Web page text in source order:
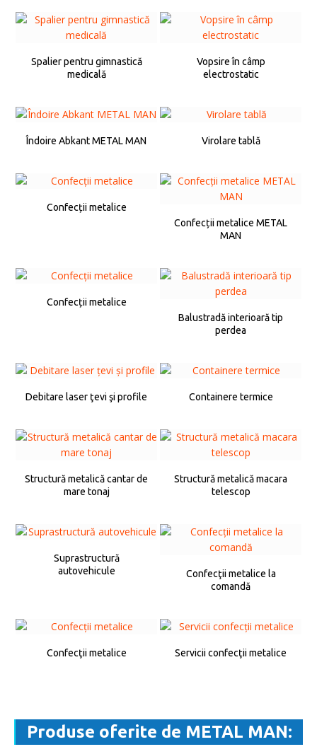
Spalier pentru gimnastică
medicală
Vopsire în câmp
electrostatic
Îndoire Abkant METAL MAN Virolare tablă
Confecții metalice
Confecții metalice METAL
MAN
Confecții metalice
Balustradă interioară tip
perdea
Debitare laser ţevi şi profile Containere termice
Structură metalică cantar de
mare tonaj
Structură metalică macara
telescop
Suprastructură
autovehicule
Confecţii metalice la
comandă
Confecţii metalice Servicii confecţii metalice
Produse oferite de METAL MAN: